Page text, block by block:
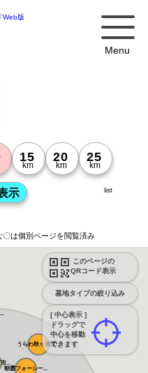
Menu
Web版
は個別ページを閲覧済み
このページの
QRコード表示
墓地タイプの絞り込み
[ 中心表示 ]
ドラッグで
中心を移動
できます
list
うらわ秋ヶ瀬霊...
朝霞フォーシー...
...